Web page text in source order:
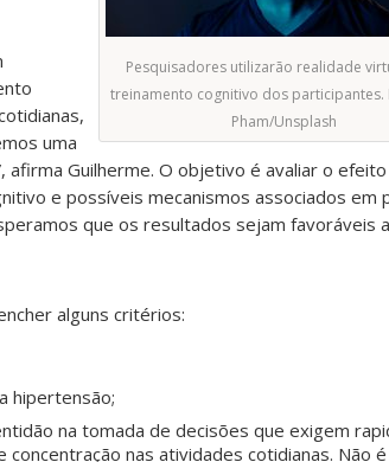
Pesquisadores utilizarão realidade
treinamento cognitivo dos participantes.
Pham/Unsplash
uma
afirma Guilherme. O objetivo é avaliar o
e possíveis mecanismos associados em
que os resultados sejam favoráveis
alguns critérios:
hipertensão;
na tomada de decisões que exigem
nas atividades cotidianas. Não é